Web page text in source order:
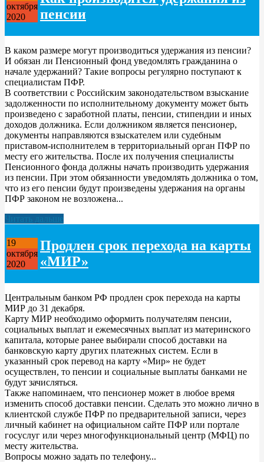
октября
2020
пенсии
В каком размере могут производиться удержания из пенсии?
И обязан ли Пенсионный фонд уведомлять гражданина о
начале удержаний? Такие вопросы регулярно поступают к
специалистам ПФР.
В соответствии с Российским законодательством взыскание
задолженности по исполнительному документу может быть
произведено с заработной платы, пенсии, стипендии и иных
доходов должника. Если должником является пенсионер,
документы направляются взыскателем или судебным
приставом-исполнителем в территориальный орган ПФР по
месту его жительства. После их получения специалисты
Пенсионного фонда должны начать производить удержания
из пенсии. При этом обязанности уведомлять должника о том,
что из его пенсии будут произведены удержания на органы
ПФР законом не возложена...
Читать дальше
19
октября
2020
Продлен срок перехода на карты
«МИР»
Центральным банком РФ продлен срок перехода на карты
МИР до 31 декабря.
Карту МИР необходимо оформить получателям пенсии,
социальных выплат и ежемесячных выплат из материнского
капитала, которые ранее выбирали способ доставки на
банковскую карту других платежных систем. Если в
указанный срок перевод на карту «Мир» не будет
осуществлен, то пенсии и социальные выплаты банками не
будут зачисляться.
Также напоминаем, что пенсионер может в любое время
изменить способ доставки пенсии. Сделать это можно лично в
клиентской службе ПФР по предварительной записи, через
личный кабинет на официальном сайте ПФР или портале
госуслуг или через многофункциональный центр (МФЦ) по
месту жительства.
Вопросы можно задать по телефону...